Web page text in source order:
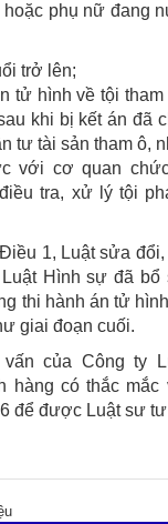
phụ nữ đang
trở lên;
tử hình về tội tham
khi bị kết án đã
tư tài sản tham ô,
với cơ quan
tra, xử lý tội
1, Luật sửa
Hình sự đã bổ
thi hành án tử
giai đoạn cuối.
của Công ty
hàng có thắc mắc
để được Luật sư